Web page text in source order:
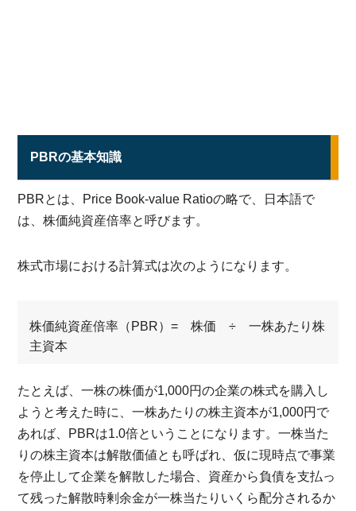
PBRの基本知識
PBRとは、Price Book-value Ratioの略で、日本語で
は、株価純資産倍率と呼びます。
株式市場における計算式は次のようになります。
株価純資産倍率（PBR）= 株価 ÷ 一株あたり株
主資本
たとえば、一株の株価が1,000円の企業の株式を購入し
ようと考えた時に、一株あたりの株主資本が1,000円で
あれば、PBRは1.0倍ということになります。一株当た
りの株主資本は解散価値とも呼ばれ、仮に現時点で事業
を停止して企業を解散した場合、資産から負債を支払っ
て残った解散時剰余金が一株当たりいくら配分されるか